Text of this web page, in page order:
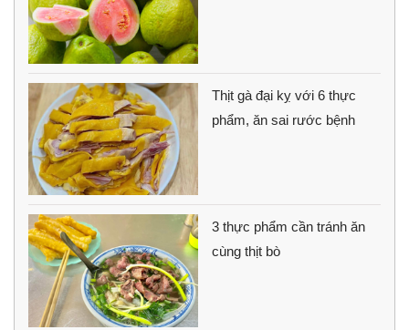
Thịt gà đại kỵ với 6 thực
phẩm, ăn sai rước bệnh
3 thực phẩm cần tránh ăn
cùng thịt bò